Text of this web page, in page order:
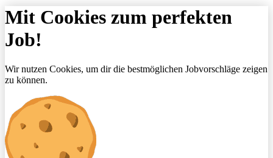
Mit Cookies zum perfekten
Job!
Wir nutzen Cookies, um dir die bestmöglichen Jobvorschläge zeigen
zu können.